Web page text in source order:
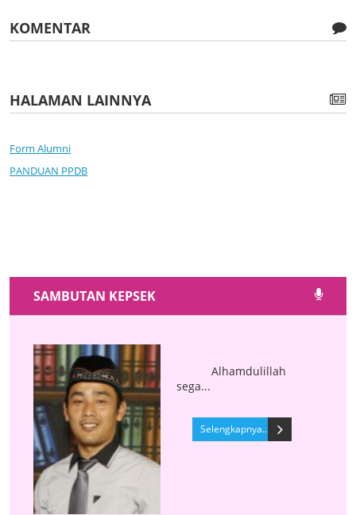
KOMENTAR
HALAMAN LAINNYA
Form Alumni
PANDUAN PPDB
SAMBUTAN KEPSEK
Alhamdulillah
sega...
Selengkapnya..